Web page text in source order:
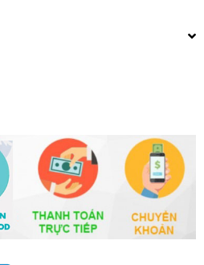
Resin 75mm Tifa final fantasy ff7